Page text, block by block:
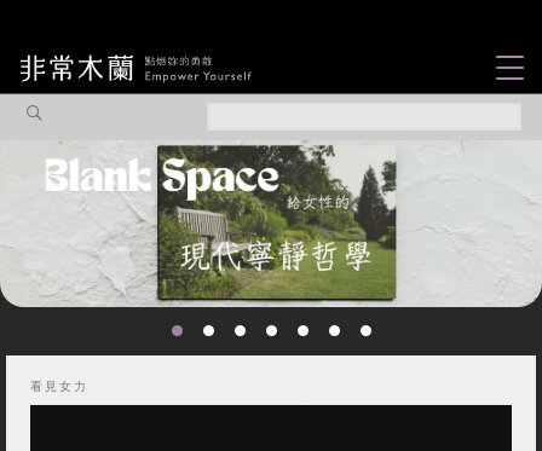
觀點專欄
焦點企劃
社會企業
認識我們
你不知道的那些女
性故事...
看見女力